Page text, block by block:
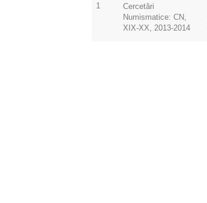
1
Cercetări
Numismatice: CN,
XIX-XX, 2013-2014